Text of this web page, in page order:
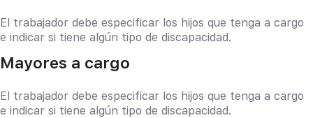
El trabajador debe especificar los hijos que tenga a cargo
e indicar si tiene algún tipo de discapacidad.
Mayores a cargo
El trabajador debe especificar los hijos que tenga a cargo
e indicar si tiene algún tipo de discapacidad.